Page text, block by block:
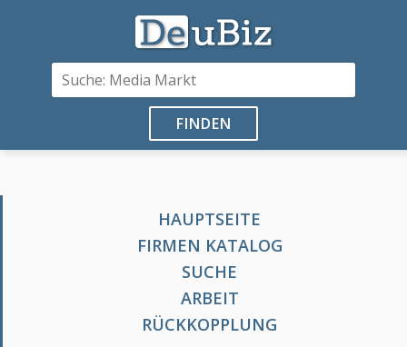
FINDEN
HAUPTSEITE
FIRMEN KATALOG
SUCHE
ARBEIT
RÜCKKOPPLUNG